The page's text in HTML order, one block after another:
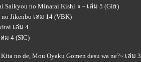
Saikyou no Minarai Kishi ♀~ เล่ม 5 (Gift)
Jikenbo เล่ม 14 (VBK)
เล่ม 4
ม 4 (SIC)
no de, Mou Oyaku Gomen desu wa ne?~ เล่ม 3